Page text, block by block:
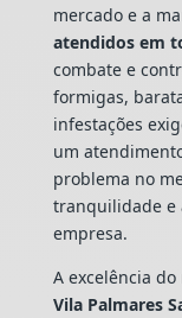
mercado e a
atendidos em
combate e
formigas,
infestações
um
problema no
tranquilidade e
empresa.
A excelência
Vila Palmares